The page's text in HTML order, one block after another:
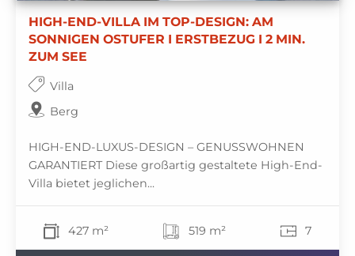
HIGH-END-VILLA IM TOP-DESIGN: AM
SONNIGEN OSTUFER I ERSTBEZUG I 2 MIN.
ZUM SEE
Villa
Berg
HIGH-END-LUXUS-DESIGN – GENUSSWOHNEN
GARANTIERT Diese großartig gestaltete High-End-
Villa bietet jeglichen...
427 m² 519 m² 7